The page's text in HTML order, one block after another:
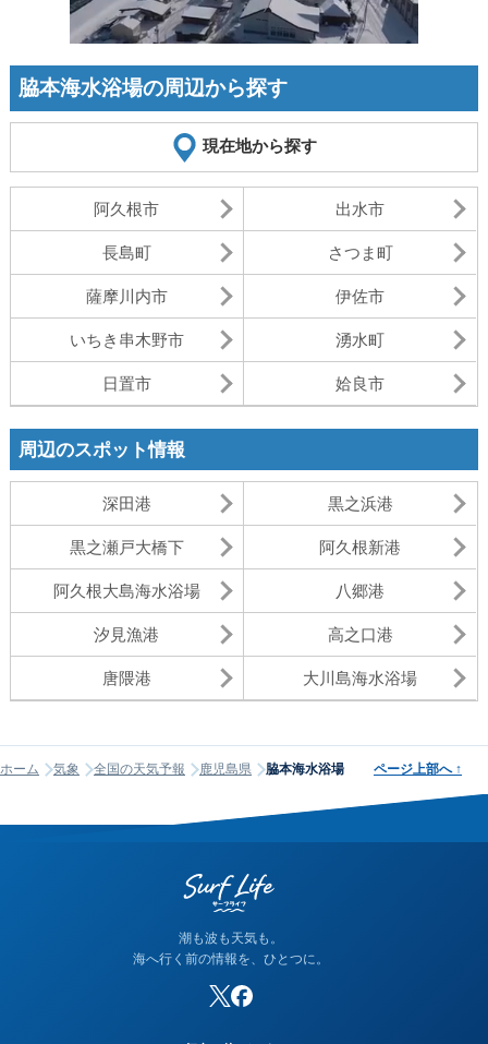
脇本海水浴場の周辺から探す
現在地から探す
阿久根市 出水市
長島町 さつま町
薩摩川内市 伊佐市
いちき串木野市 湧水町
日置市 姶良市
周辺のスポット情報
深田港 黒之浜港
黒之瀬戸大橋下 阿久根新港
阿久根大島海水浴場 八郷港
汐見漁港 高之口港
唐隈港 大川島海水浴場
ホーム 気象 全国の天気予報 鹿児島県 脇本海水浴場 ページ上部へ ↑
潮も波も天気も。
海へ行く前の情報を、ひとつに。